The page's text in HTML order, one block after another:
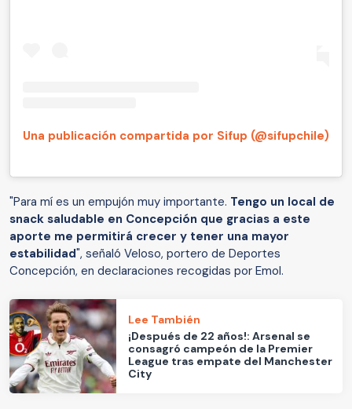
Una publicación compartida por Sifup (@sifupchile)
"Para mí es un empujón muy importante. Tengo un local de
snack saludable en Concepción que gracias a este
aporte me permitirá crecer y tener una mayor
estabilidad", señaló Veloso, portero de Deportes
Concepción, en declaraciones recogidas por Emol.
Lee También
¡Después de 22 años!: Arsenal se
consagró campeón de la Premier
League tras empate del Manchester
City